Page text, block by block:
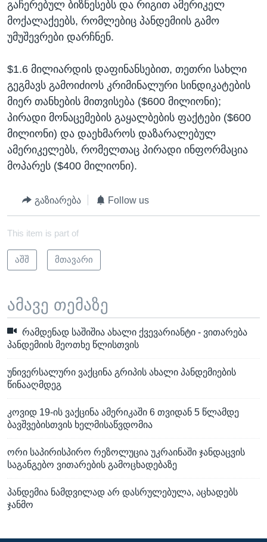
გაჩერებულ ბიზნესებს და რიგით ამერიკელ
მოქალაქეებს, რომლებიც პანდემიის გამო
უმუშევრები დარჩნენ.
$1.6 მილიარდის დაფინანსებით, თეთრი სახლი
გეგმავს გამოიძიოს კრიმინალური სინდიკატების
მიერ თანხების მითვისება ($600 მილიონი);
პირადი მონაცემების გაყალბების ფაქტები ($600
მილიონი) და დაეხმაროს დაზარალებულ
ამერიკელებს, რომელთაც პირადი ინფორმაცია
მოპარეს ($400 მილიონი).
გაზიარება Follow us
This item is part of
აშშ მთავარი
ამავე თემაზე
რამდენად საშიშია ახალი ქვევარიანტი - ვითარება
პანდემიის მეოთხე წლისთვის
უნივერსალური ვაქცინა გრიპის ახალი პანდემიების
წინააღმდეგ
კოვიდ 19-ის ვაქცინა ამერიკაში 6 თვიდან 5 წლამდე
ბავშვებისთვის ხელმისაწვდომია
ორი საპირისპირო რეზოლუცია უკრაინაში ჯანდაცვის
საგანგებო ვითარების გამოცხადებაზე
პანდემია ნამდვილად არ დასრულებულა, აცხადებს
ჯანმო